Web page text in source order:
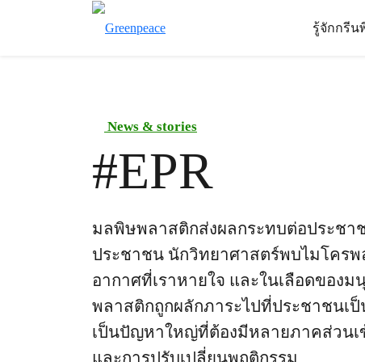
รู้จักกรีน
News & stories
#EPR
มลพิษพลาสติกส่งผลกระทบต่อประชา
ประชาชน นักวิทยาศาสตร์พบไมโคร
อากาศที่เราหายใจ และในเลือดขอ
พลาสติกถูกผลักภาระไปที่ประชาชน
เป็นปัญหาใหญ่ที่ต้องมีหลายภาคส่วนเ
และการปรับเปลี่ยนพฤติกรรม